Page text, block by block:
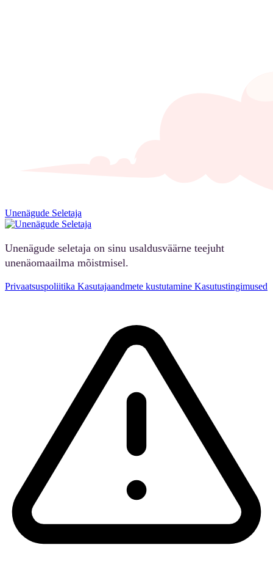
Unenägude Seletaja
Unenägude seletaja on sinu usaldusväärne teejuht
unenäomaailma mõistmisel.
Privaatsuspoliitika Kasutajaandmete kustutamine Kasutustingimused